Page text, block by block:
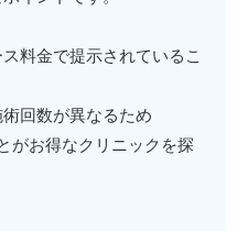
料金で提示されているこ
回数が異なるため
がお得なクリニックを探